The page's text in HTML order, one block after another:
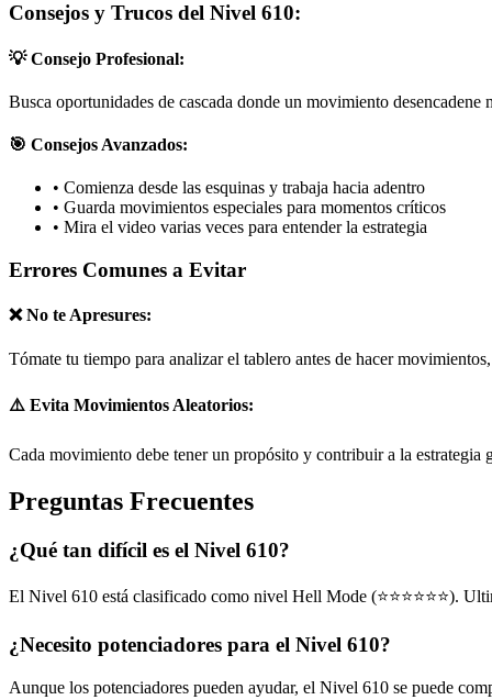
Consejos y Trucos del Nivel 610:
💡 Consejo Profesional:
Busca oportunidades de cascada donde un movimiento desencadene
🎯 Consejos Avanzados:
• Comienza desde las esquinas y trabaja hacia adentro
• Guarda movimientos especiales para momentos críticos
• Mira el video varias veces para entender la estrategia
Errores Comunes a Evitar
❌ No te Apresures:
Tómate tu tiempo para analizar el tablero antes de hacer
⚠️ Evita Movimientos Aleatorios:
Cada movimiento debe tener un propósito y contribuir a la estrategia
Preguntas Frecuentes
¿Qué tan difícil es el Nivel 610?
El Nivel 610 está clasificado como nivel Hell Mode (⭐⭐⭐⭐⭐⭐).
¿Necesito potenciadores para el Nivel 610?
Aunque los potenciadores pueden ayudar, el Nivel 610 se puede